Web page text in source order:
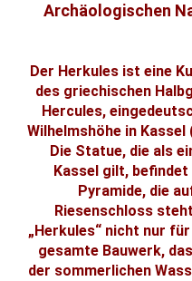
Archäologischen
Der Herkules ist eine
des griechischen
Hercules,
Wilhelmshöhe in
Die Statue, die als
Kassel gilt,
Pyramide, die
Riesenschloss
„Herkules“ nicht nur
gesamte Bauwerk,
der sommerlichen